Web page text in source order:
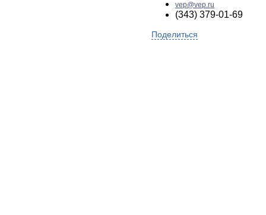
vep@vep.ru
(343) 379-01-69
Поделиться